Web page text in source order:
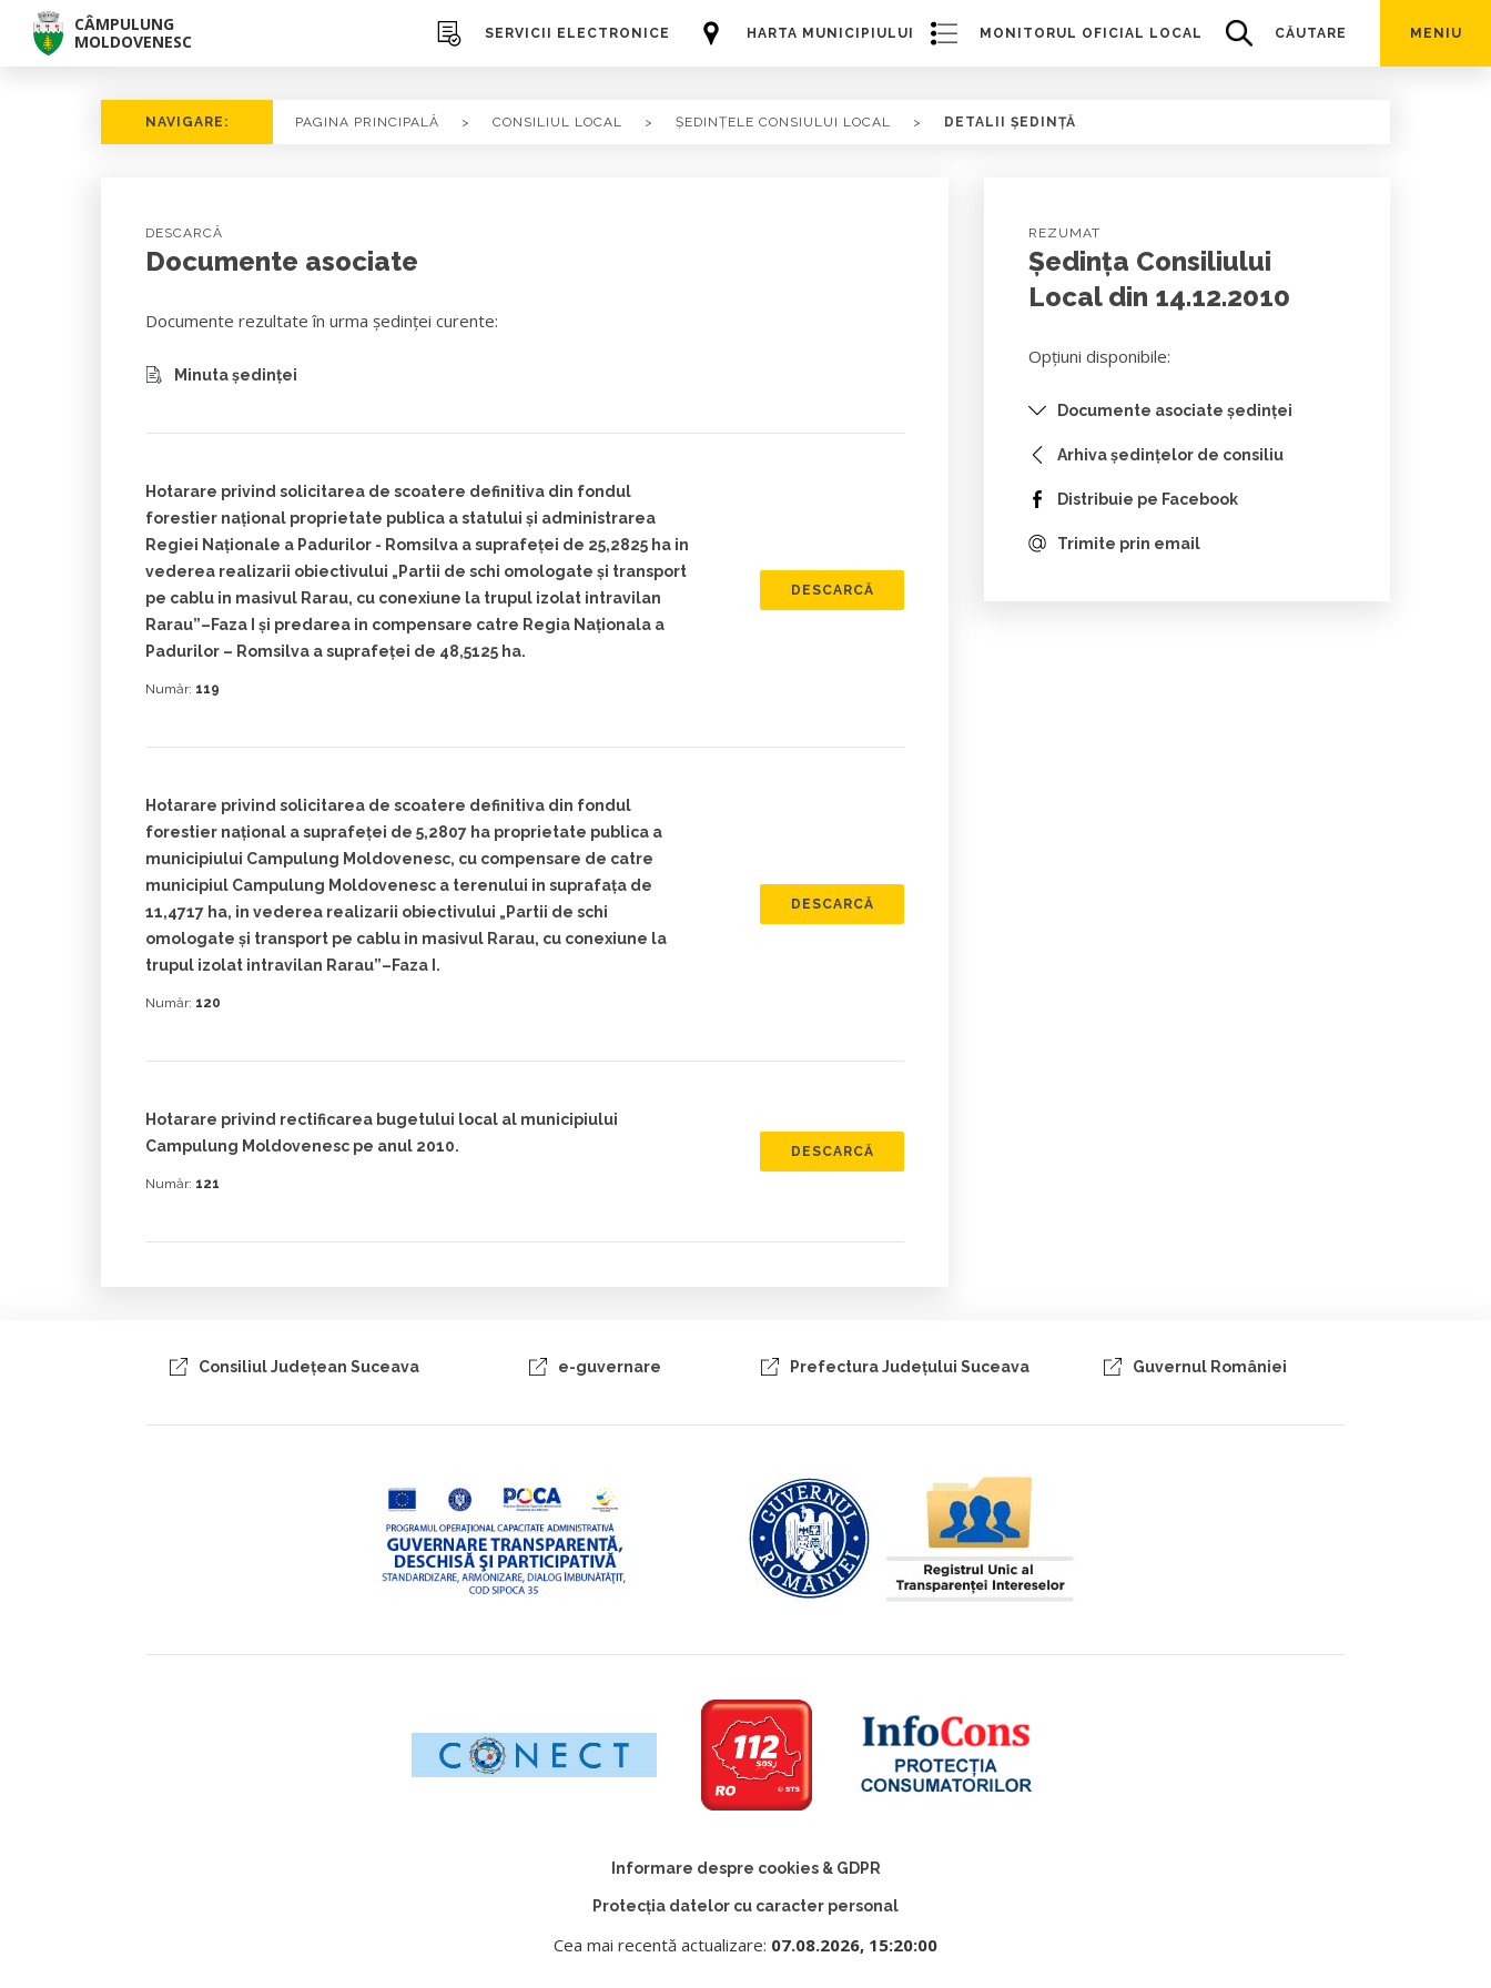
CÂMPULUNG
MOLDOVENESC
HARTA MUNICIPIULUI
SERVICII ELECTRONICE MONITORUL OFICIAL LOCAL CĂUTARE MENIU
NAVIGARE: PAGINA PRINCIPALĂ > CONSILIUL LOCAL > ȘEDINȚELE CONSIULUI LOCAL > DETALII ȘEDINȚĂ
DESCARCĂ
Documente asociate
Documente rezultate în urma ședinței curente:
Minuta ședinței
Hotarare privind solicitarea de scoatere definitiva din fondul
forestier naţional proprietate publica a statului şi administrarea
Regiei Naţionale a Padurilor - Romsilva a suprafeţei de 25,2825 ha in
vederea realizarii obiectivului „Partii de schi omologate şi transport
pe cablu in masivul Rarau, cu conexiune la trupul izolat intravilan
Rarau”–Faza I şi predarea in compensare catre Regia Naţionala a
Padurilor – Romsilva a suprafeţei de 48,5125 ha.
Număr: 119
DESCARCĂ
Hotarare privind solicitarea de scoatere definitiva din fondul
forestier naţional a suprafeţei de 5,2807 ha proprietate publica a
municipiului Campulung Moldovenesc, cu compensare de catre
municipiul Campulung Moldovenesc a terenului in suprafaţa de
11,4717 ha, in vederea realizarii obiectivului „Partii de schi
omologate şi transport pe cablu in masivul Rarau, cu conexiune la
trupul izolat intravilan Rarau”–Faza I.
Număr: 120
DESCARCĂ
Hotarare privind rectificarea bugetului local al municipiului
Campulung Moldovenesc pe anul 2010.
Număr: 121
DESCARCĂ
REZUMAT
Ședința Consiliului
Local din 14.12.2010
Opțiuni disponibile:
Documente asociate ședinței
Arhiva ședințelor de consiliu
Distribuie pe Facebook
Trimite prin email
Consiliul Judeţean Suceava e-guvernare Prefectura Judeţului Suceava Guvernul României
Informare despre cookies & GDPR
Protecția datelor cu caracter personal
Cea mai recentă actualizare: 07.08.2026, 15:20:00